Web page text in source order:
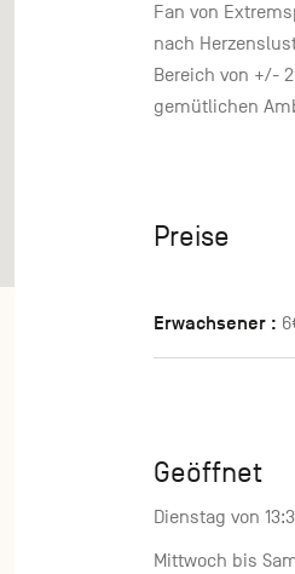
Fan von
nach
Bereich von +/-
gemütlichen
Preise
Erwachsener :
Geöffnet
Dienstag von
Mittwoch bis